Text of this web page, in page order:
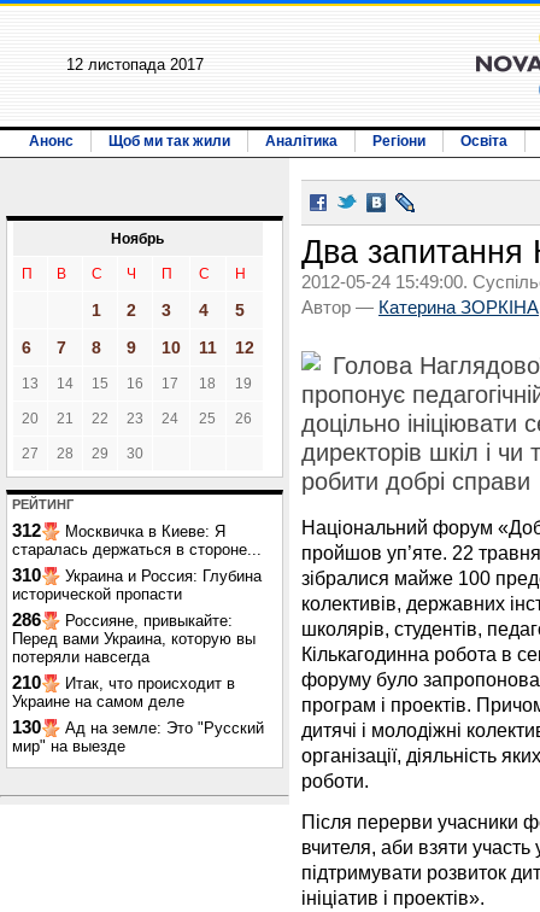
12 листопада 2017
Анонс Щоб ми так жили Аналітика Регіони Освіта
Ноябрь
П В С Ч П С Н
1 2 3 4
5
6
7 8 9 10 11 12
13 14 15 16 17 18 19
20 21 22 23 24 25 26
27 28 29 30
РЕЙТИНГ
312
Москвичка в Киеве: Я
старалась держаться в стороне...
310
Украина и Россия: Глубина
исторической пропасти
286
Россияне, привыкайте:
Перед вами Украина, которую вы
потеряли навсегда
210
Итак, что происходит в
Украине на самом деле
130
Ад на земле: Это "Русский
мир" на выезде
Два
2012-05-24 15:49:00.
Автор — Катерина ЗОРКІНА
Голова
пропонує
доцільно
директорів шкіл і чи
робити добрі справи
Національний форум
пройшов уп’яте. 22
зібралися майже 100
колективів, державних
школярів, студентів,
Кількагодинна робота в
форуму було
програм і проектів.
дитячі і молодіжні
організації, діяльність
роботи.
Після перерви учасники
вчителя, аби взяти участь
підтримувати розвиток
ініціатив і проектів».